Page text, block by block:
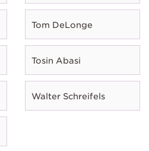
Tom DeLonge
Tosin Abasi
Walter Schreifels